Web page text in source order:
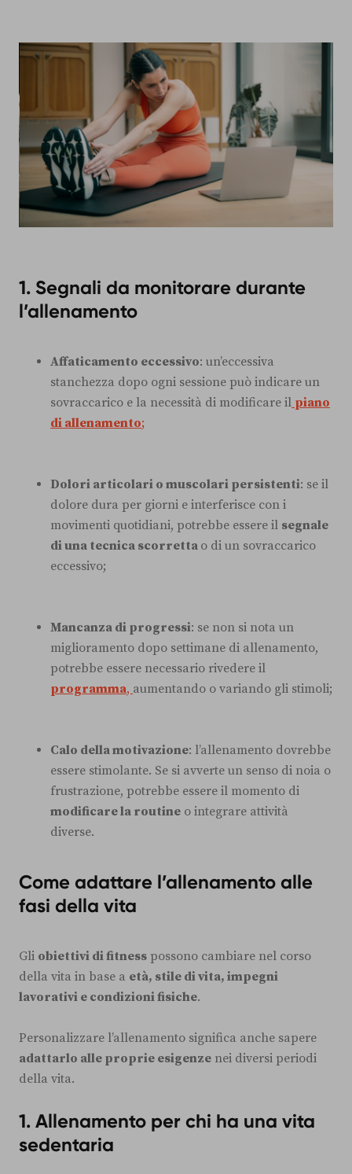
1. Segnali da monitorare durante
l’allenamento
Affaticamento eccessivo: un’eccessiva
stanchezza dopo ogni sessione può indicare un
sovraccarico e la necessità di modificare il piano
di allenamento;
Dolori articolari o muscolari persistenti: se il
dolore dura per giorni e interferisce con i
movimenti quotidiani, potrebbe essere il segnale
di una tecnica scorretta o di un sovraccarico
eccessivo;
Mancanza di progressi: se non si nota un
miglioramento dopo settimane di allenamento,
potrebbe essere necessario rivedere il
programma, aumentando o variando gli stimoli;
Calo della motivazione: l’allenamento dovrebbe
essere stimolante. Se si avverte un senso di noia o
frustrazione, potrebbe essere il momento di
modificare la routine o integrare attività
diverse.
Come adattare l’allenamento alle
fasi della vita
Gli obiettivi di fitness possono cambiare nel corso
della vita in base a età, stile di vita, impegni
lavorativi e condizioni fisiche.
Personalizzare l’allenamento significa anche sapere
adattarlo alle proprie esigenze nei diversi periodi
della vita.
1. Allenamento per chi ha una vita
sedentaria